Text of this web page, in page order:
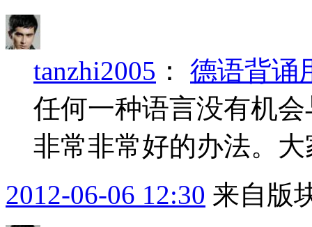
tanzhi2005 ： 德语背诵
任何一种语言没有机
非常非常好的办法。
2012-06-06 12:30 来自版